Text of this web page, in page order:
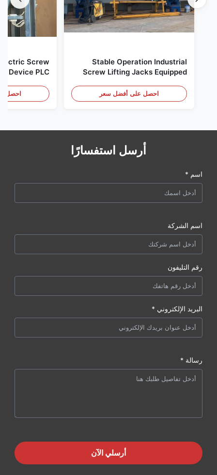
Stable Operation Industrial
Screw Lifting Jacks Equipped
Steel Tank Building
احصل على أفضل سعر
Screw
Device PLC
Steel Tankاحصل
أرسل استفسارًا
اسم *
اسم الشركة
رقم التليفون
البريد الإلكتروني *
رسالة *
أرسلي الآن